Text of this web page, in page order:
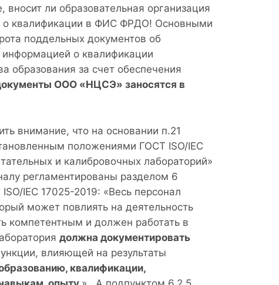
ли образовательная организация
о квалификации в ФИС ФРДО! Основными
поддельных документов об
информацией о квалификации
образования за счет обеспечения
ООО «НЦСЭ» заносятся в
внимание, что на основании п.21
положениями ГОСТ ISO/IEC
и калибровочных лабораторий»
регламентированы разделом 6
IEC 17025-2019: «Весь персонал
может повлиять на деятельность
компетентным и должен работать в
должна документировать
влияющей на результаты
квалификации,